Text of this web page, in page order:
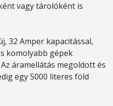
vagy tárolóként is
32 Amper kapacitással,
komolyabb gépek
áramellátás megoldott és
egy 5000 literes föld